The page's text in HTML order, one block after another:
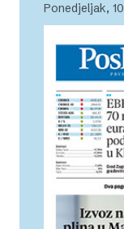
Ponedjeljak,